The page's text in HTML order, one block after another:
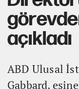
açıkladı
ABD Ulusal
Gabbard,